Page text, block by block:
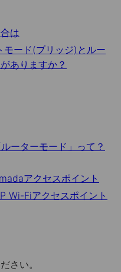
は
モード(ブリッジ)とルー
ありますか？
ーターモード」って？
アクセスポイント
Wi-Fiアクセスポイント
さい。